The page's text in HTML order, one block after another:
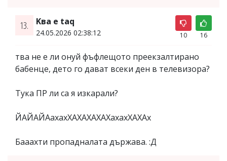
13. Kвa e taq
24.05.2026 02:38:12 10 16
тва не е ли онуй фъфлещото преекзалтирано
бабенце, дето го дават всеки ден в телевизора?
Тука ПР ли са я изкарали?
ЙАЙАЙАахахХАХАХАХАХахахХАХАх
Бааахти пропадналата държава. :Д